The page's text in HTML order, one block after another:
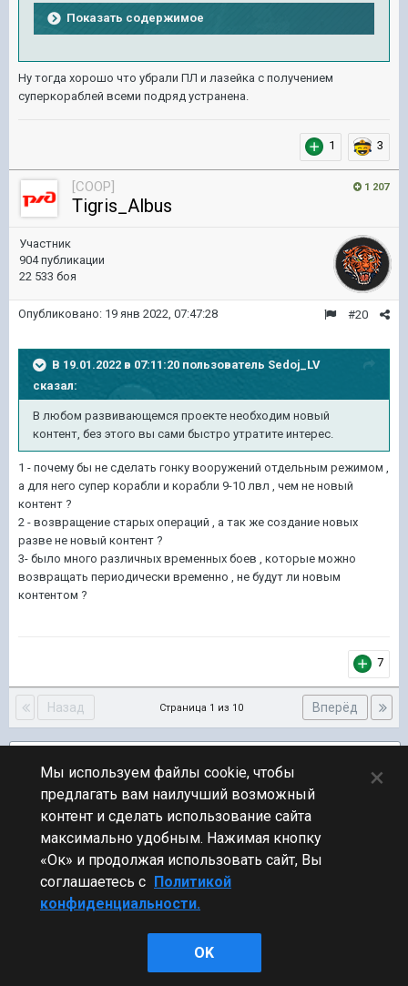
Показать содержимое
Ну тогда хорошо что убрали ПЛ и лазейка с получением
суперкораблей всеми подряд устранена.
1 3
1 207
[COOP]
Tigris_Albus
Участник
904 публикации
22 533 боя
#20
Опубликовано: 19 янв 2022, 07:47:28
В 19.01.2022 в 07:11:20 пользователь Sedoj_LV
сказал:
В любом развивающемся проекте необходим новый
контент, без этого вы сами быстро утратите интерес.
1 - почему бы не сделать гонку вооружений отдельным режимом ,
а для него супер корабли и корабли 9-10 лвл , чем не новый
контент ?
2 - возвращение старых операций , а так же создание новых
разве не новый контент ?
3- было много различных временных боев , которые можно
возвращать периодически временно , не будут ли новым
контентом ?
7
Назад Вперёд
Страница 1 из 10
ПЕРЕЙТИ К СПИСКУ ТЕМ
Фидбек
Стиль
Мы используем файлы cookie, чтобы
предлагать вам наилучший возможный
контент и сделать использование сайта
максимально удобным. Нажимая кнопку
«Ок» и продолжая использовать сайт, Вы
соглашаетесь с Политикой
конфиденциальности.
OK
×